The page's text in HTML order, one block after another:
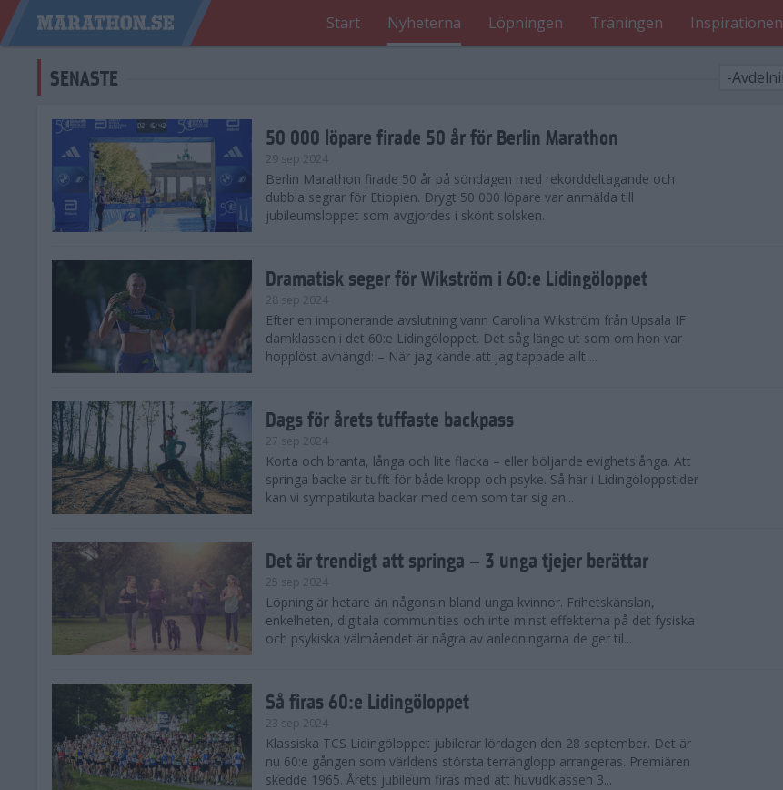
Start Nyheterna Löpningen Träningen Inspirationen
SENASTE
50 000 löpare firade 50 år för Berlin Marathon
29 sep 2024
Berlin Marathon firade 50 år på söndagen med rekorddeltagande och
dubbla segrar för Etiopien. Drygt 50 000 löpare var anmälda till
jubileumsloppet som avgjordes i skönt solsken.
Dramatisk seger för Wikström i 60:e Lidingöloppet
28 sep 2024
Efter en imponerande avslutning vann Carolina Wikström från Upsala IF
damklassen i det 60:e Lidingöloppet. Det såg länge ut som om hon var
hopplöst avhängd: – När jag kände att jag tappade allt ...
Dags för årets tuffaste backpass
27 sep 2024
Korta och branta, långa och lite flacka – eller böljande evighetslånga. Att
springa backe är tufft för både kropp och psyke. Så här i Lidingöloppstider
kan vi sympatikuta backar med dem som tar sig an...
Det är trendigt att springa – 3 unga tjejer berättar
25 sep 2024
Löpning är hetare än någonsin bland unga kvinnor. Frihetskänslan,
enkelheten, digitala communities och inte minst effekterna på det fysiska
och psykiska välmåendet är några av anledningarna de ger til...
Så firas 60:e Lidingöloppet
23 sep 2024
Klassiska TCS Lidingöloppet jubilerar lördagen den 28 september. Det är
nu 60:e gången som världens största terränglopp arrangeras. Premiären
skedde 1965. Årets jubileum firas med att huvudklassen 3...